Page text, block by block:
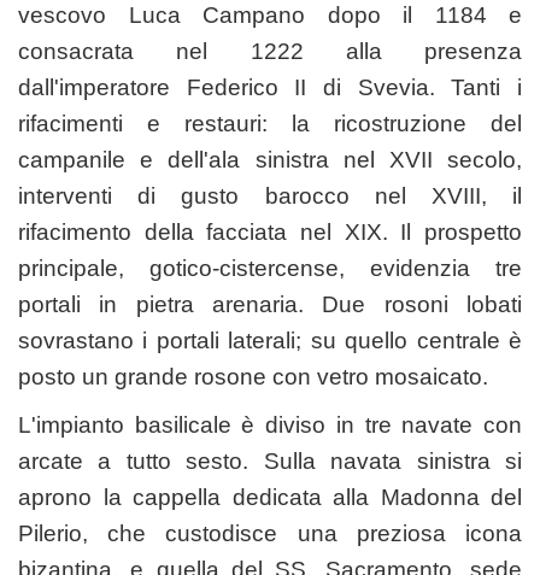
vescovo Luca Campano dopo il 1184 e
consacrata nel 1222 alla presenza
dall'imperatore Federico II di Svevia. Tanti i
rifacimenti e restauri: la ricostruzione del
campanile e dell'ala sinistra nel XVII secolo,
interventi di gusto barocco nel XVIII, il
rifacimento della facciata nel XIX. Il prospetto
principale, gotico-cistercense, evidenzia tre
portali in pietra arenaria. Due rosoni lobati
sovrastano i portali laterali; su quello centrale è
posto un grande rosone con vetro mosaicato.
L'impianto basilicale è diviso in tre navate con
arcate a tutto sesto. Sulla navata sinistra si
aprono la cappella dedicata alla Madonna del
Pilerio, che custodisce una preziosa icona
bizantina, e quella del SS. Sacramento, sede